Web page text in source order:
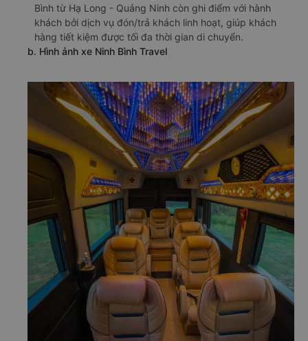
Bình từ Hạ Long - Quảng Ninh còn ghi điểm với hành
khách bởi dịch vụ đón/trả khách linh hoạt, giúp khách
hàng tiết kiệm được tối đa thời gian di chuyển.
b. Hình ảnh xe Ninh Bình Travel